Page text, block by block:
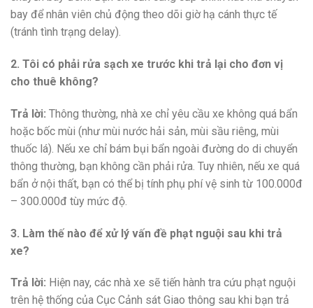
bay để nhân viên chủ động theo dõi giờ hạ cánh thực tế
(tránh tình trạng delay).
2. Tôi có phải rửa sạch xe trước khi trả lại cho đơn vị
cho thuê không?
Trả lời: Thông thường, nhà xe chỉ yêu cầu xe không quá bẩn
hoặc bốc mùi (như mùi nước hải sản, mùi sầu riêng, mùi
thuốc lá). Nếu xe chỉ bám bụi bẩn ngoài đường do di chuyển
thông thường, bạn không cần phải rửa. Tuy nhiên, nếu xe quá
bẩn ở nội thất, bạn có thể bị tính phụ phí vệ sinh từ 100.000đ
– 300.000đ tùy mức độ.
3. Làm thế nào để xử lý vấn đề phạt nguội sau khi trả
xe?
Trả lời: Hiện nay, các nhà xe sẽ tiến hành tra cứu phạt nguội
trên hệ thống của Cục Cảnh sát Giao thông sau khi bạn trả